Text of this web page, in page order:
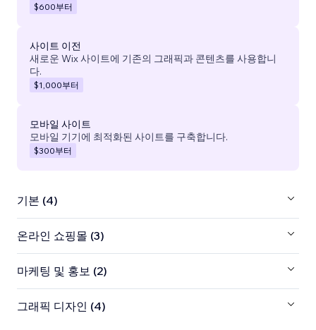
$600부터
사이트 이전
새로운 Wix 사이트에 기존의 그래픽과 콘텐츠를 사용합니
다.
$1,000부터
모바일 사이트
모바일 기기에 최적화된 사이트를 구축합니다.
$300부터
기본 (4)
온라인 쇼핑몰 (3)
마케팅 및 홍보 (2)
그래픽 디자인 (4)